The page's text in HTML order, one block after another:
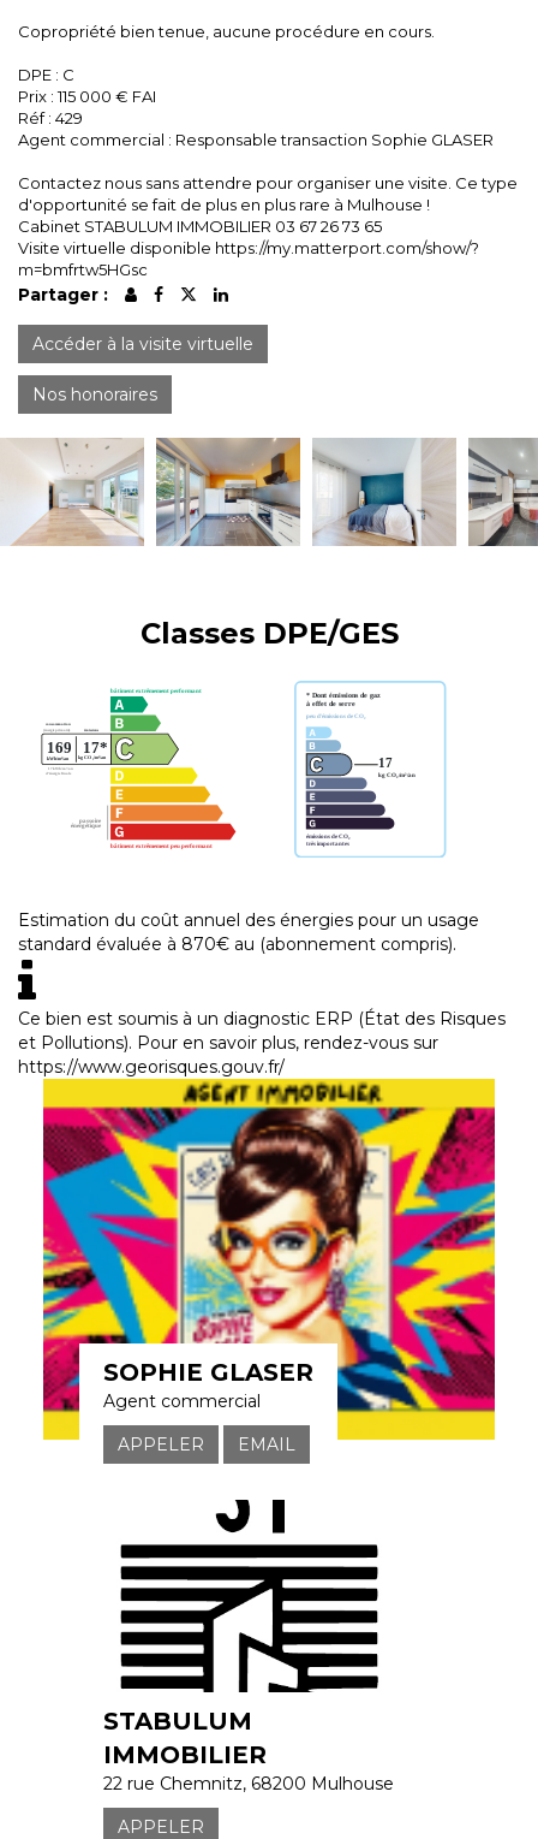
Copropriété bien tenue, aucune procédure en cours.
DPE : C
Prix : 115 000 € FAI
Réf : 429
Agent commercial : Responsable transaction Sophie GLASER
Contactez nous sans attendre pour organiser une visite. Ce type
d'opportunité se fait de plus en plus rare à Mulhouse !
Cabinet STABULUM IMMOBILIER 03 67 26 73 65
Visite virtuelle disponible https://my.matterport.com/show/?
m=bmfrtw5HGsc
Partager :
Accéder à la visite virtuelle
Nos honoraires
Classes DPE/GES
Estimation du coût annuel des énergies pour un usage
standard évaluée à 870€ au (abonnement compris).
Ce bien est soumis à un diagnostic ERP (État des Risques
et Pollutions). Pour en savoir plus, rendez-vous sur
https://www.georisques.gouv.fr/
SOPHIE GLASER
Agent commercial
APPELER
EMAIL
STABULUM
IMMOBILIER
22 rue Chemnitz, 68200 Mulhouse
APPELER